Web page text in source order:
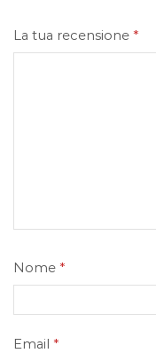
La tua recensione *
Nome *
Email *